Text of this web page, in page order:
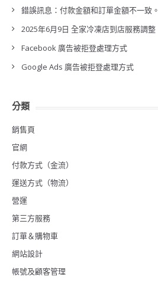
錯誤訊息：付款金額和訂單金額不一致。
2025年6月9日 全家冷凍店到店服務調整
Facebook 廣告被拒登處理方式
Google Ads 廣告被拒登處理方式
分類
銷售頁
官網
付款方式（金流）
運送方式（物流）
營運
第三方服務
訂單＆購物車
網站設計
帳號及顧客管理